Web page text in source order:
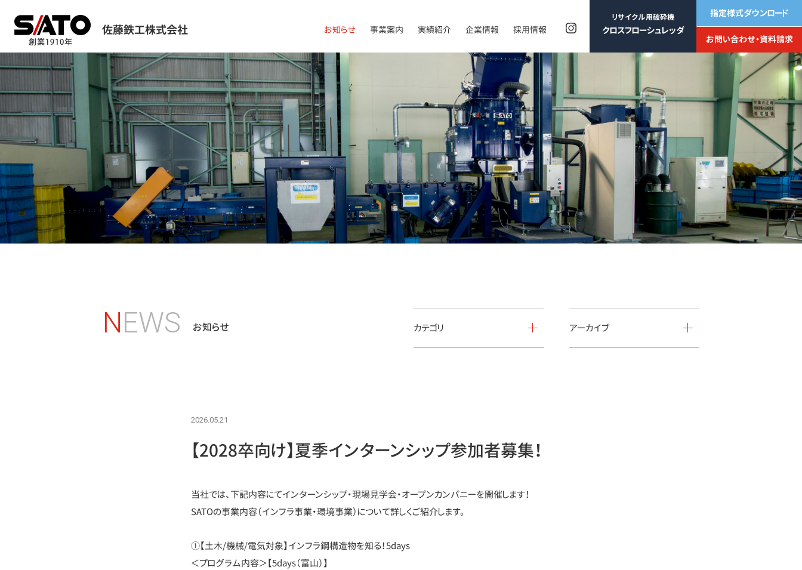
お知らせ 事業案内 実績紹介 企業情報 採用情報
リサイクル用破砕機
クロスフローシュレッダ
指定様式ダウンロード
お問い合わせ・資料請求
NEWS お知らせ カテゴリ アーカイブ
2026.05.21
【2028卒向け】夏季インターンシップ参加者募集！
当社では、下記内容にてインターンシップ・現場見学会・オープンカンパニーを開催します！
SATOの事業内容（インフラ事業・環境事業）について詳しくご紹介します。
①【土木/機械/電気対象】インフラ鋼構造物を知る！5days
＜プログラム内容＞【5days（富山）】